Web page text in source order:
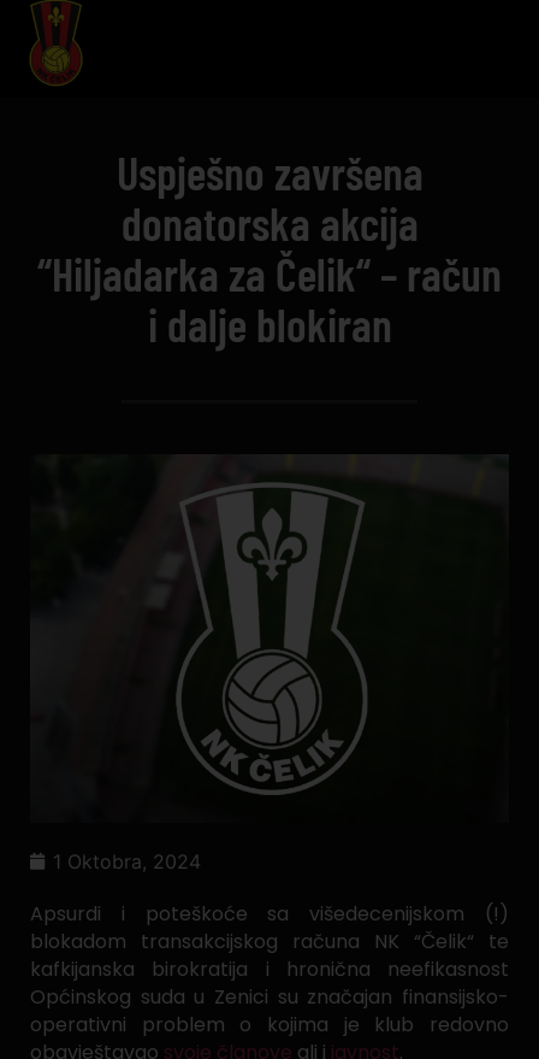
Uspješno završena
donatorska akcija
“Hiljadarka za Čelik“ – račun
i dalje blokiran
1 Oktobra, 2024
Apsurdi i poteškoće sa višedecenijskom (!)
blokadom transakcijskog računa NK “Čelik“ te
kafkijanska birokratija i hronična neefikasnost
Općinskog suda u Zenici su značajan finansijsko-
operativni problem o kojima je klub redovno
obavještavao svoje članove ali i javnost.